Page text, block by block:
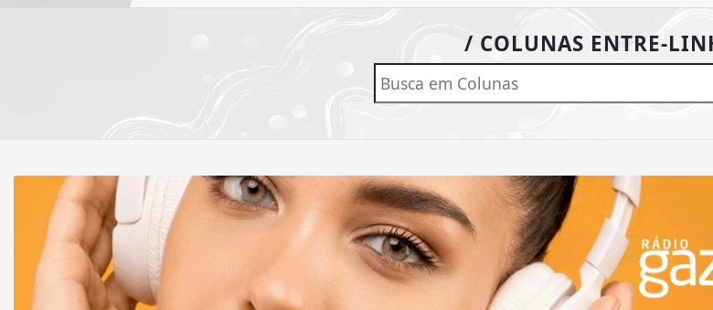
/ COLUNAS ENTRE-